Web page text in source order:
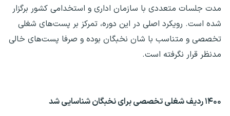
مدت جلسات متعددی با سازمان اداری و استخدامی کشور برگزار
شده است. رویکرد اصلی در این دوره، تمرکز بر پست‌های شغلی
تخصصی و متناسب با شان نخبگان بوده و صرفا پست‌های خالی
مدنظر قرار نگرفته است.
۱۴۰۰ ردیف شغلی تخصصی برای نخبگان شناسایی شد